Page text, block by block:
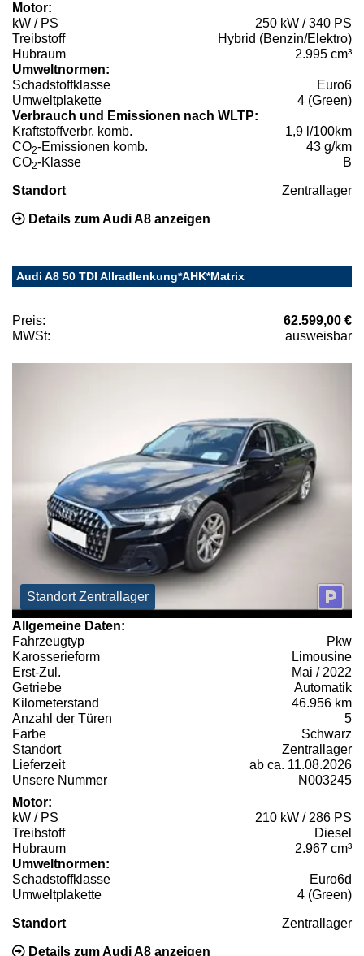
Motor:
kW / PS
250 kW / 340 PS
Treibstoff
Hybrid (Benzin/Elektro)
Hubraum
2.995 cm³
Umweltnormen:
Schadstoffklasse
Euro6
Umweltplakette
4 (Green)
Verbrauch und Emissionen nach WLTP:
Kraftstoffverbr. komb.
1,9 l/100km
CO2-Emissionen komb.
43 g/km
CO2-Klasse B
Standort Zentrallager
Details zum Audi A8 anzeigen
Audi A8 50 TDI Allradlenkung*AHK*Matrix
Preis:
62.599,00 €
MWSt:
ausweisbar
Standort Zentrallager
Allgemeine Daten:
Fahrzeugtyp
Pkw
Karosserieform
Limousine
Erst-Zul.
Mai / 2022
Getriebe
Automatik
Kilometerstand
46.956 km
Anzahl der Türen
5
Farbe
Schwarz
Standort
Zentrallager
Lieferzeit
ab ca. 11.08.2026
Unsere Nummer
N003245
Motor:
kW / PS
210 kW / 286 PS
Treibstoff
Diesel
Hubraum
2.967 cm³
Umweltnormen:
Schadstoffklasse
Euro6d
Umweltplakette
4 (Green)
Standort Zentrallager
Details zum Audi A8 anzeigen